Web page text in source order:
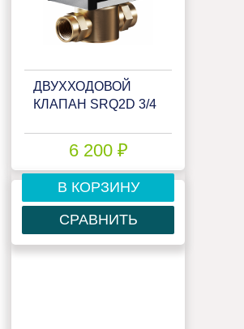
ДВУХХОДОВОЙ
КЛАПАН SRQ2D 3/4
6 200 ₽
В КОРЗИНУ
СРАВНИТЬ